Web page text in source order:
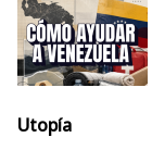
Utopía